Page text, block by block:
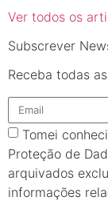
Ver todos os
Subscrever
Receba todas
Tomei
Proteção de
arquivados
informações